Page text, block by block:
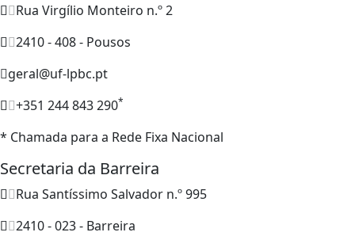
Rua Virgílio Monteiro n.º 2
2410 - 408 - Pousos
geral@uf-lpbc.pt
+351 244 843 290*
* Chamada para a Rede Fixa Nacional
Secretaria da Barreira
Rua Santíssimo Salvador n.º 995
2410 - 023 - Barreira